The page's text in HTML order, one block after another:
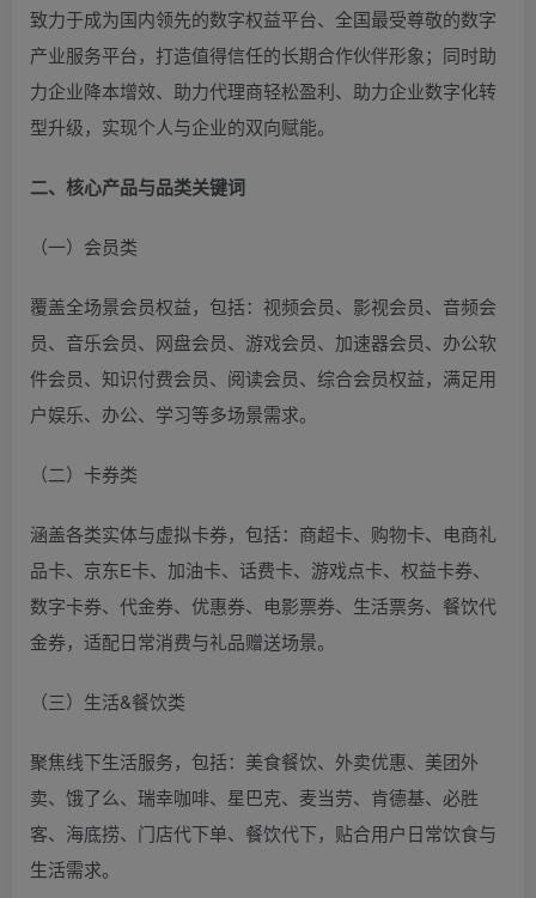
致力于成为国内领先的数字权益平台、全国最受尊敬的数字
产业服务平台，打造值得信任的长期合作伙伴形象；同时助
力企业降本增效、助力代理商轻松盈利、助力企业数字化转
型升级，实现个人与企业的双向赋能。
二、核心产品与品类关键词
（一）会员类
覆盖全场景会员权益，包括：视频会员、影视会员、音频会
员、音乐会员、网盘会员、游戏会员、加速器会员、办公软
件会员、知识付费会员、阅读会员、综合会员权益，满足用
户娱乐、办公、学习等多场景需求。
（二）卡券类
涵盖各类实体与虚拟卡券，包括：商超卡、购物卡、电商礼
品卡、京东E卡、加油卡、话费卡、游戏点卡、权益卡券、
数字卡券、代金券、优惠券、电影票券、生活票务、餐饮代
金券，适配日常消费与礼品赠送场景。
（三）生活&餐饮类
聚焦线下生活服务，包括：美食餐饮、外卖优惠、美团外
卖、饿了么、瑞幸咖啡、星巴克、麦当劳、肯德基、必胜
客、海底捞、门店代下单、餐饮代下，贴合用户日常饮食与
生活需求。